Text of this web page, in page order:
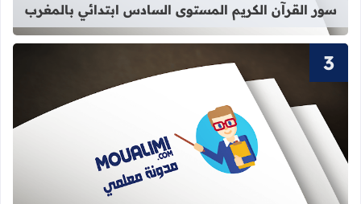
سور القرآن الكريم المستوى السادس ابتدائي بالمغرب
قراءة المزيد عن سور القرآن الكريم